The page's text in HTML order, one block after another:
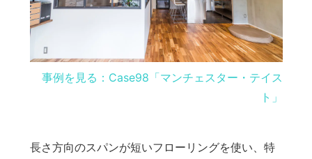
事例を見る：Case98「マンチェスター・テイス
ト」
長さ方向のスパンが短いフローリングを使い、特